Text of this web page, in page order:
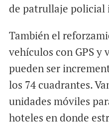
de patrullaje policial
También el
vehículos con GPS y
pueden ser
los 74 cuadrantes.
unidades móviles
hoteles en donde